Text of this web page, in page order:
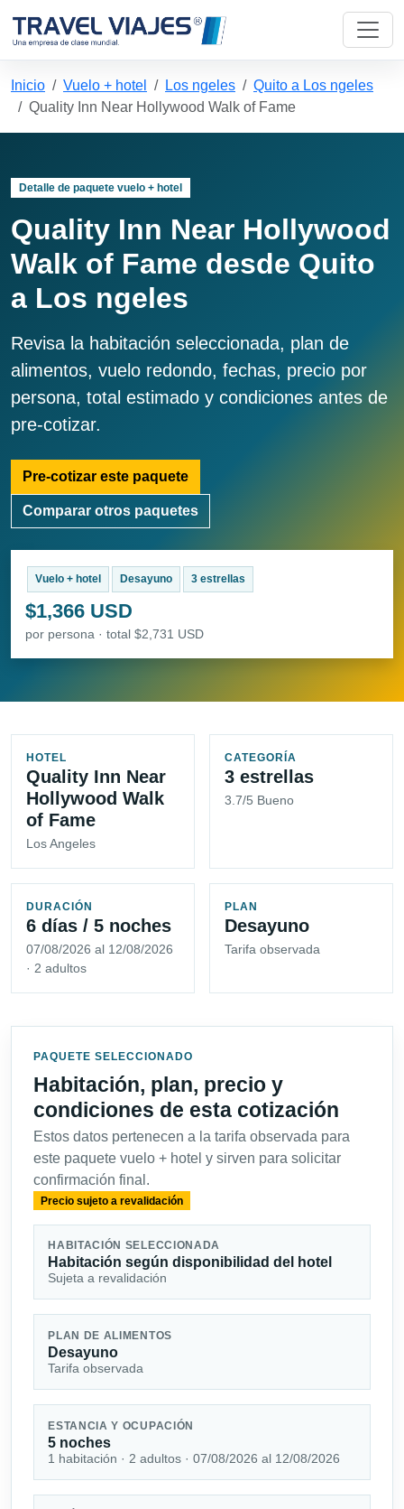
Inicio Vuelo + hotel Los ngeles
Quito a Los ngeles
Quality Inn Near Hollywood Walk of Fame
Detalle de paquete vuelo + hotel
Quality Inn Near Hollywood
Walk of Fame desde Quito
a Los ngeles
Revisa la habitación seleccionada, plan de
alimentos, vuelo redondo, fechas, precio por
persona, total estimado y condiciones antes de
pre-cotizar.
Pre-cotizar este paquete
Comparar otros paquetes
Vuelo + hotel Desayuno 3 estrellas
$1,366 USD
por persona · total $2,731 USD
HOTEL
Quality Inn Near
Hollywood Walk
of Fame
Los Angeles
CATEGORÍA
3 estrellas
3.7/5 Bueno
DURACIÓN
6 días / 5 noches
07/08/2026 al 12/08/2026
· 2 adultos
PLAN
Desayuno
Tarifa observada
PAQUETE SELECCIONADO
Habitación, plan, precio y
condiciones de esta cotización
Estos datos pertenecen a la tarifa observada para
este paquete vuelo + hotel y sirven para solicitar
confirmación final.
Precio sujeto a revalidación
HABITACIÓN SELECCIONADA
Habitación según disponibilidad del hotel
Sujeta a revalidación
PLAN DE ALIMENTOS
Desayuno
Tarifa observada
ESTANCIA Y OCUPACIÓN
5 noches
1 habitación · 2 adultos · 07/08/2026 al 12/08/2026